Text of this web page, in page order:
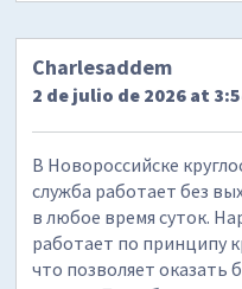
Charlesaddem
2 de julio de 2026 at
В Новороссийске
служба работает без
в любое время суток.
работает по принципу
что позволяет